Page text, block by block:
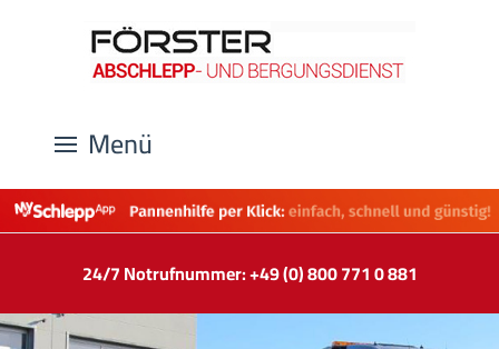
Menü
24/7 Notrufnummer: +49 (0) 800 771 0 881